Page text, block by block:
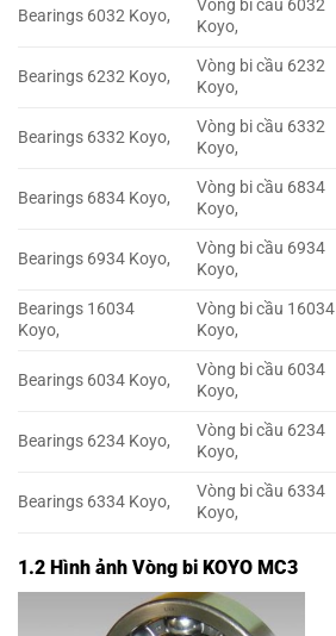
Bearings 6032 Koyo,
Vòng bi cầu 6032
Koyo,
Bearings 6232 Koyo,
Vòng bi cầu 6232
Koyo,
Bearings 6332 Koyo,
Vòng bi cầu 6332
Koyo,
Bearings 6834 Koyo,
Vòng bi cầu 6834
Koyo,
Bearings 6934 Koyo,
Vòng bi cầu 6934
Koyo,
Bearings 16034
Koyo,
Vòng bi cầu 16034
Koyo,
Bearings 6034 Koyo,
Vòng bi cầu 6034
Koyo,
Bearings 6234 Koyo,
Vòng bi cầu 6234
Koyo,
Bearings 6334 Koyo,
Vòng bi cầu 6334
Koyo,
1.2 Hình ảnh Vòng bi KOYO MC3